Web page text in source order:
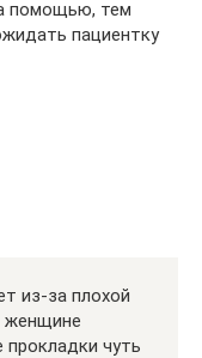
помощью, тем
пациентку
из-за плохой
женщине
прокладки чуть